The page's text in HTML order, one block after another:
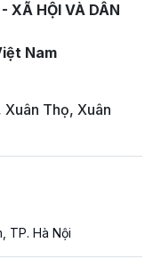
XÃ HỘI VÀ DÂN
Nam
Thọ, Xuân
TP. Hà Nội